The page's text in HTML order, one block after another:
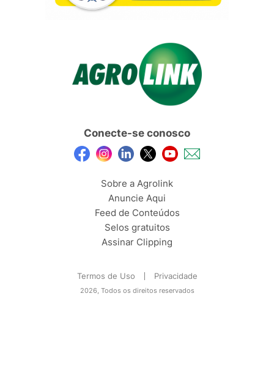
Conecte-se conosco
Sobre a Agrolink
Anuncie Aqui
Feed de Conteúdos
Selos gratuitos
Assinar Clipping
Termos de Uso Privacidade
2026, Todos os direitos reservados